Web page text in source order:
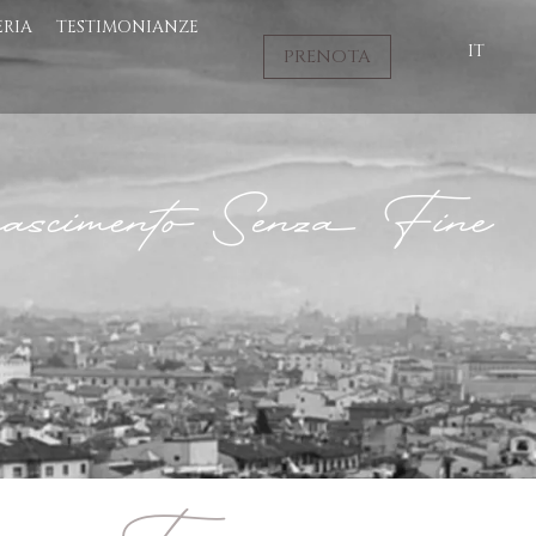
TESTIMONIANZE
PRENOTA IT
Senza Fine